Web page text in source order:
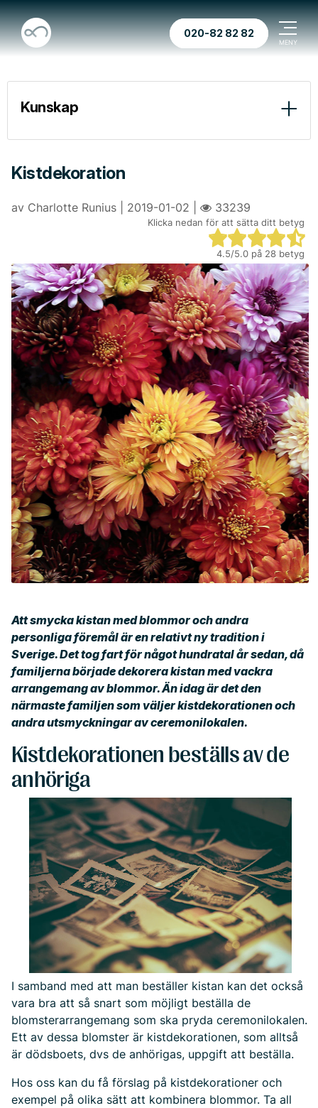
020-82 82 82
Kunskap
Vid dödsfall
Begravningstyper
Begravningar
Kistdekoration
av Charlotte Runius | 2019-01-02 | 33239
Klicka nedan för att sätta ditt betyg
4.5/5.0 på 28 betyg
Att smycka kistan med blommor och andra
personliga föremål är en relativt ny tradition i
Sverige. Det tog fart för något hundratal år sedan, då
familjerna började dekorera kistan med vackra
arrangemang av blommor. Än idag är det den
närmaste familjen som väljer kistdekorationen och
andra utsmyckningar av ceremonilokalen.
Kistdekorationen beställs av de
anhöriga
I samband med att man beställer kistan kan det också
vara bra att så snart som möjligt beställa de
blomsterarrangemang som ska pryda ceremonilokalen.
Ett av dessa blomster är kistdekorationen, som alltså
är dödsboets, dvs de anhörigas, uppgift att beställa.
Hos oss kan du få förslag på kistdekorationer och
exempel på olika sätt att kombinera blommor. Ta all